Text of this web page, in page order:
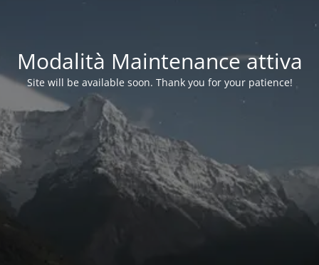
Modalità Maintenance attiva
Site will be available soon. Thank you for your patience!